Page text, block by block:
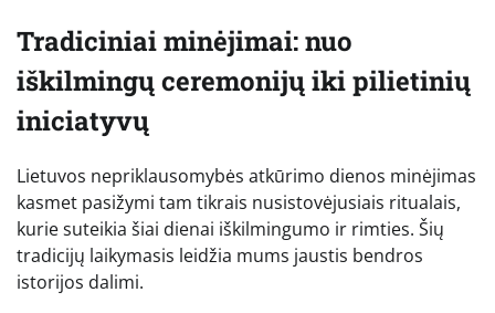
Tradiciniai minėjimai: nuo
iškilmingų ceremonijų iki pilietinių
iniciatyvų
Lietuvos nepriklausomybės atkūrimo dienos minėjimas
kasmet pasižymi tam tikrais nusistovėjusiais ritualais,
kurie suteikia šiai dienai iškilmingumo ir rimties. Šių
tradicijų laikymasis leidžia mums jaustis bendros
istorijos dalimi.